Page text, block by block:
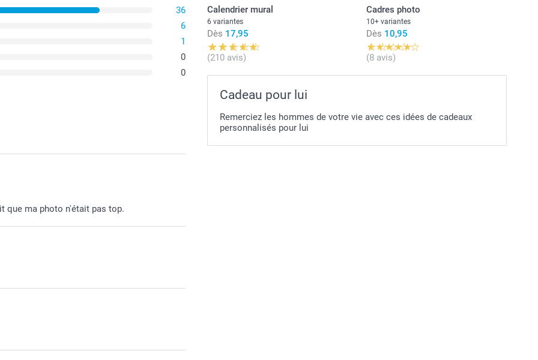
Le cadre a épaisseur de 15mm.
Vitre en plexi anti reflet
Prêt à l'emploi: le poster encadré est prêt à être accroché dès réception.
1 - 9
10 - 19
20+ Dès2,75
36
6
1
0
0
que ma photo n'était pas top.
Calendrier mural
6 variantes
Dès 17,95
(210 avis)
Cadres photo
10+ variantes
Dès 10,95
(8 avis)
Cadeau pour lui
Remerciez les hommes de votre vie avec ces idées de cadeaux
personnalisés pour lui